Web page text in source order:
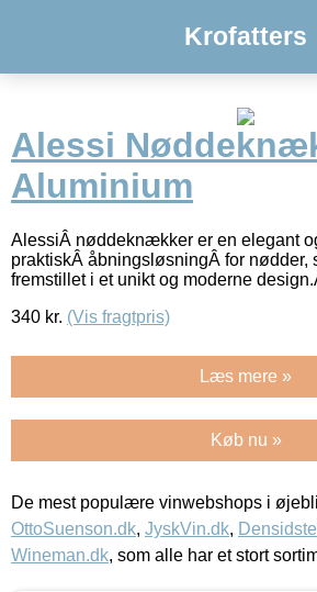
Krofatters
Alessi
Aluminium
AlessiÂ nøddeknækker er en elegant
praktiskÂ åbningsløsningÂ for nødder,
fremstillet i et unikt og moderne
340 kr. (Vis fragtpris)
Læs mere »
Køb nu »
De mest populære vinwebshops i
OttoSuenson.dk, JyskVin.dk,
Wineman.dk, som alle har et stort